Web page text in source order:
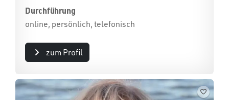
Durchführung
online, persönlich, telefonisch
zum Profil